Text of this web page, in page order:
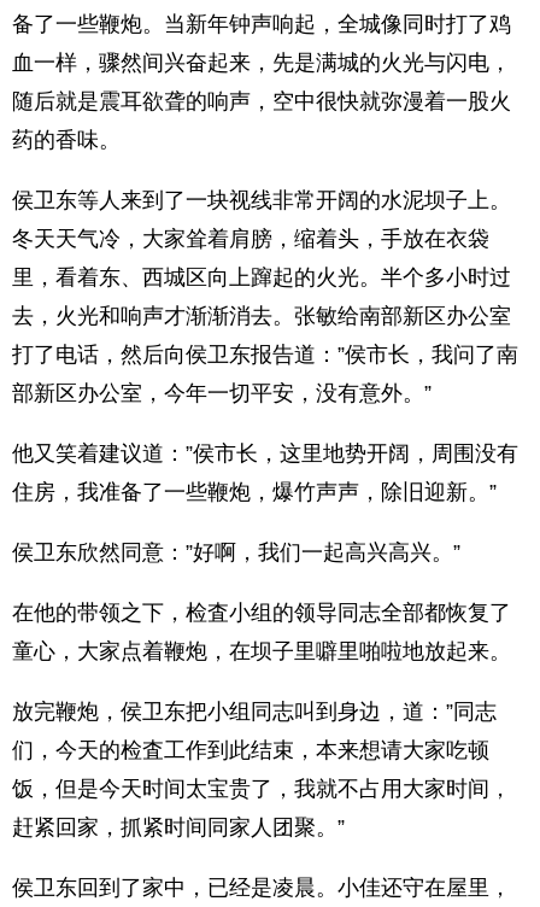
备了一些鞭炮。当新年钟声响起，全城像同时打了鸡
血一样，骤然间兴奋起来，先是满城的火光与闪电，
随后就是震耳欲聋的响声，空中很快就弥漫着一股火
药的香味。
侯卫东等人来到了一块视线非常开阔的水泥坝子上。
冬天天气冷，大家耸着肩膀，缩着头，手放在衣袋
里，看着东、西城区向上蹿起的火光。半个多小时过
去，火光和响声才渐渐消去。张敏给南部新区办公室
打了电话，然后向侯卫东报告道：”侯市长，我问了南
部新区办公室，今年一切平安，没有意外。”
他又笑着建议道：”侯市长，这里地势开阔，周围没有
住房，我准备了一些鞭炮，爆竹声声，除旧迎新。”
侯卫东欣然同意：”好啊，我们一起高兴高兴。”
在他的带领之下，检査小组的领导同志全部都恢复了
童心，大家点着鞭炮，在坝子里噼里啪啦地放起来。
放完鞭炮，侯卫东把小组同志叫到身边，道：”同志
们，今天的检査工作到此结束，本来想请大家吃顿
饭，但是今天时间太宝贵了，我就不占用大家时间，
赶紧回家，抓紧时间同家人团聚。”
侯卫东回到了家中，已经是凌晨。小佳还守在屋里，